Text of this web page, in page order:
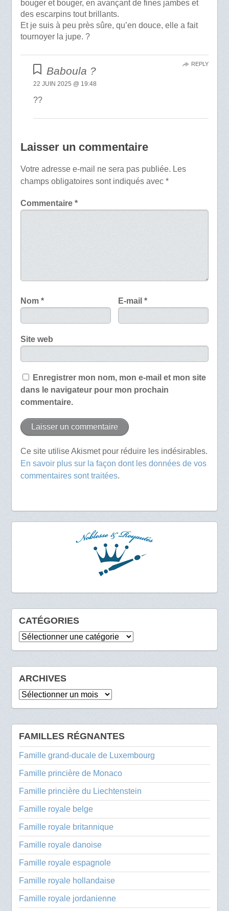
bouger et bouger, en avançant de fines jambes et
des escarpins tout brillants.
Et je suis à peu près sûre, qu’en douce, elle a fait
tournoyer la jupe. ?
Baboula ?
22 JUIN 2025 @ 19:48
??
REPLY
Laisser un commentaire
Votre adresse e-mail ne sera pas publiée. Les
champs obligatoires sont indiqués avec *
Commentaire *
Nom * E-mail*
Site web
Enregistrer mon nom, mon e-mail et mon site
dans le navigateur pour mon prochain
commentaire.
Ce site utilise Akismet pour réduire les indésirables.
En savoir plus sur la façon dont les données de vos
commentaires sont traitées.
CATÉGORIES
Catégories
ARCHIVES
Archives
FAMILLES RÉGNANTES
Famille grand-ducale de Luxembourg
Famille princière de Monaco
Famille princière du Liechtenstein
Famille royale belge
Famille royale britannique
Famille royale danoise
Famille royale espagnole
Famille royale hollandaise
Famille royale jordanienne